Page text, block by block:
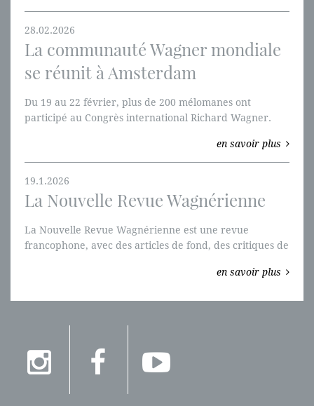
28.02.2026
La communauté Wagner mondiale
se réunit à Amsterdam
Du 19 au 22 février, plus de 200 mélomanes ont
participé au Congrès international Richard Wagner.
en savoir plus
19.1.2026
La Nouvelle Revue Wagnérienne
La Nouvelle Revue Wagnérienne est une revue
francophone, avec des articles de fond, des critiques de
en savoir plus